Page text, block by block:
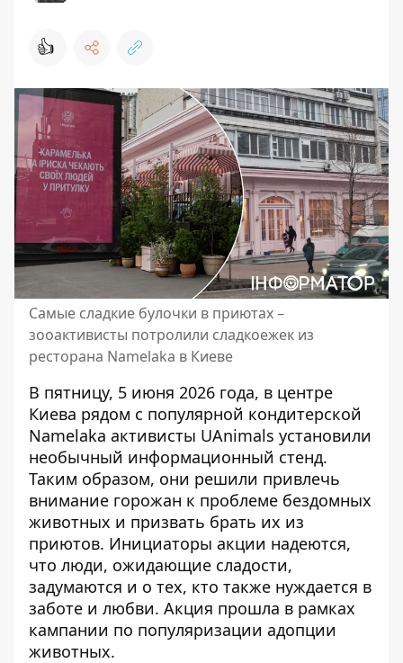
👍
Самые сладкие булочки в приютах –
зооактивисты потролили сладкоежек из
ресторана Namelaka в Киеве
В пятницу, 5 июня 2026 года, в центре
Киева рядом с популярной кондитерской
Namelaka активисты UAnimals установили
необычный информационный стенд.
Таким образом, они решили привлечь
внимание горожан к проблеме бездомных
животных и призвать брать их из
приютов. Инициаторы акции надеются,
что люди, ожидающие сладости,
задумаются и о тех, кто также нуждается в
заботе и любви. Акция прошла в рамках
кампании по популяризации адопции
животных.